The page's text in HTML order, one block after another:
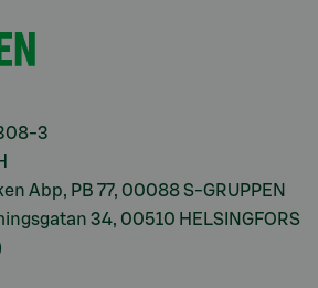
3
Abp, PB 77, 00088 S-GRUPPEN
34, 00510 HELSINGFORS